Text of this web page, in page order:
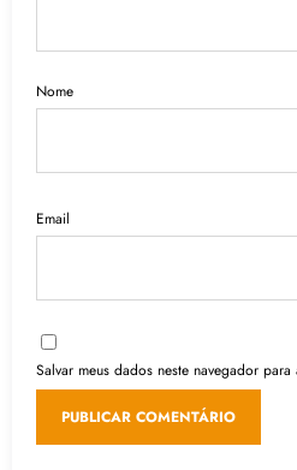
Nome
Email
Salvar meus dados neste navegador